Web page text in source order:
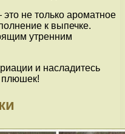
не только ароматное
к выпечке.
утренним
и насладитесь
плюшек!